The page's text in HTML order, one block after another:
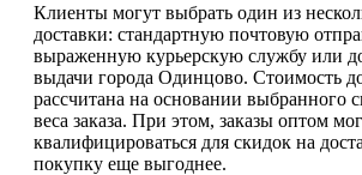
Клиенты могут выбрать один из
доставки: стандартную почтовую
выраженную курьерскую службу или
выдачи города Одинцово. Стоимость
рассчитана на основании выбранного
веса заказа. При этом, заказы оптом
квалифицироваться для скидок на
покупку еще выгоднее.